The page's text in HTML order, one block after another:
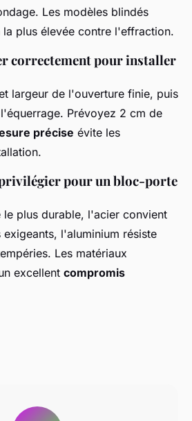
Les modèles blindés
plus élevée contre l'effraction.
correctement pour installer
largeur de l'ouverture finie, puis
Prévoyez 2 cm de
précise évite les
pour un bloc-porte
le plus durable, l'acier convient
l'aluminium résiste
Les matériaux
excellent compromis